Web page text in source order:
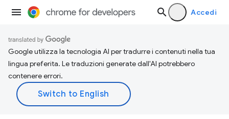
Accedi
Google utilizza la tecnologia AI per tradurre i contenuti nella tua
lingua preferita. Le traduzioni generate dall'AI potrebbero
contenere errori.